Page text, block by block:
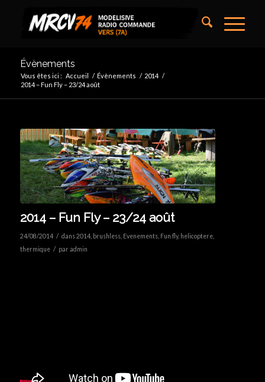
Évènements
Vous êtes ici : Accueil / Évènements / 2014 /
2014 – Fun Fly – 23/24 août
2014 – Fun Fly – 23/24 août
24/08/2014 / dans2014, brushless, Evenements, Fun fly, helicoptere,
thermique / par admin